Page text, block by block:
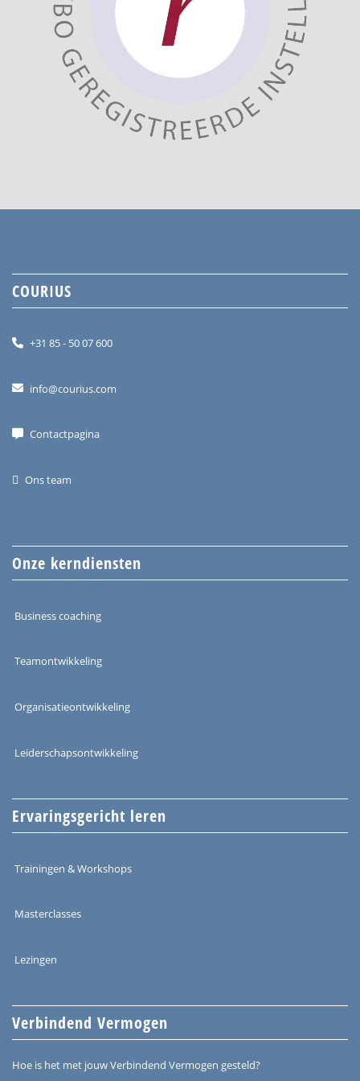
COURIUS
+31 85 - 50 07 600
info@courius.com
Contactpagina
Ons team
Onze kerndiensten
Business coaching
Teamontwikkeling
Organisatieontwikkeling
Leiderschapsontwikkeling
Ervaringsgericht leren
Trainingen & Workshops
Masterclasses
Lezingen
Verbindend Vermogen
Hoe is het met jouw Verbindend Vermogen gesteld?